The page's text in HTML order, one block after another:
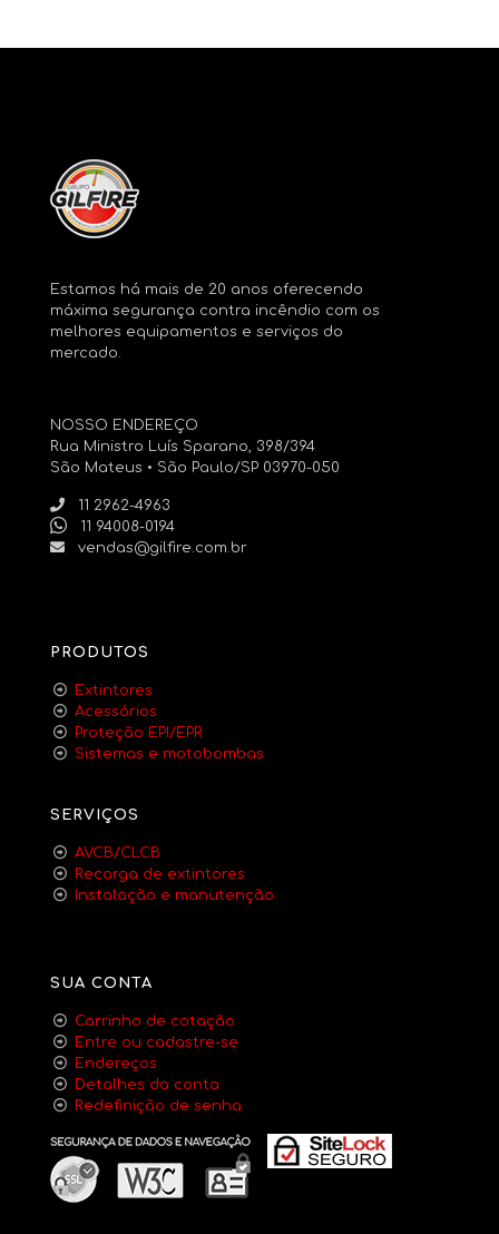
Estamos há mais de 20 anos oferecendo
máxima segurança contra incêndio com os
melhores equipamentos e serviços do
mercado.
NOSSO ENDEREÇO
Rua Ministro Luís Sparano, 398/394
São Mateus • São Paulo/SP 03970-050
11 2962-4963
11 94008-0194
vendas@gilfire.com.br
PRODUTOS
Extintores
Acessórios
Proteção EPI/EPR
Sistemas e motobombas
SERVIÇOS
AVCB/CLCB
Recarga de extintores
Instalação e manutenção
SUA CONTA
Carrinho de cotação
Entre ou cadastre-se
Endereços
Detalhes da conta
Redefinição de senha